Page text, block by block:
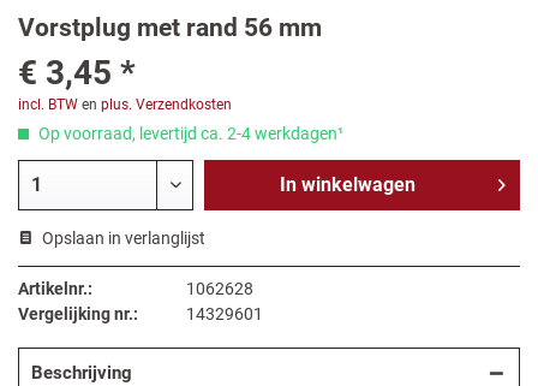
Vorstplug met rand 56 mm
€ 3,45 *
incl. BTW en plus. Verzendkosten
Op voorraad, levertijd ca. 2-4 werkdagen¹
In winkelwagen
Opslaan in verlanglijst
Artikelnr.:
1062628
Vergelijking nr.:
14329601
Beschrijving